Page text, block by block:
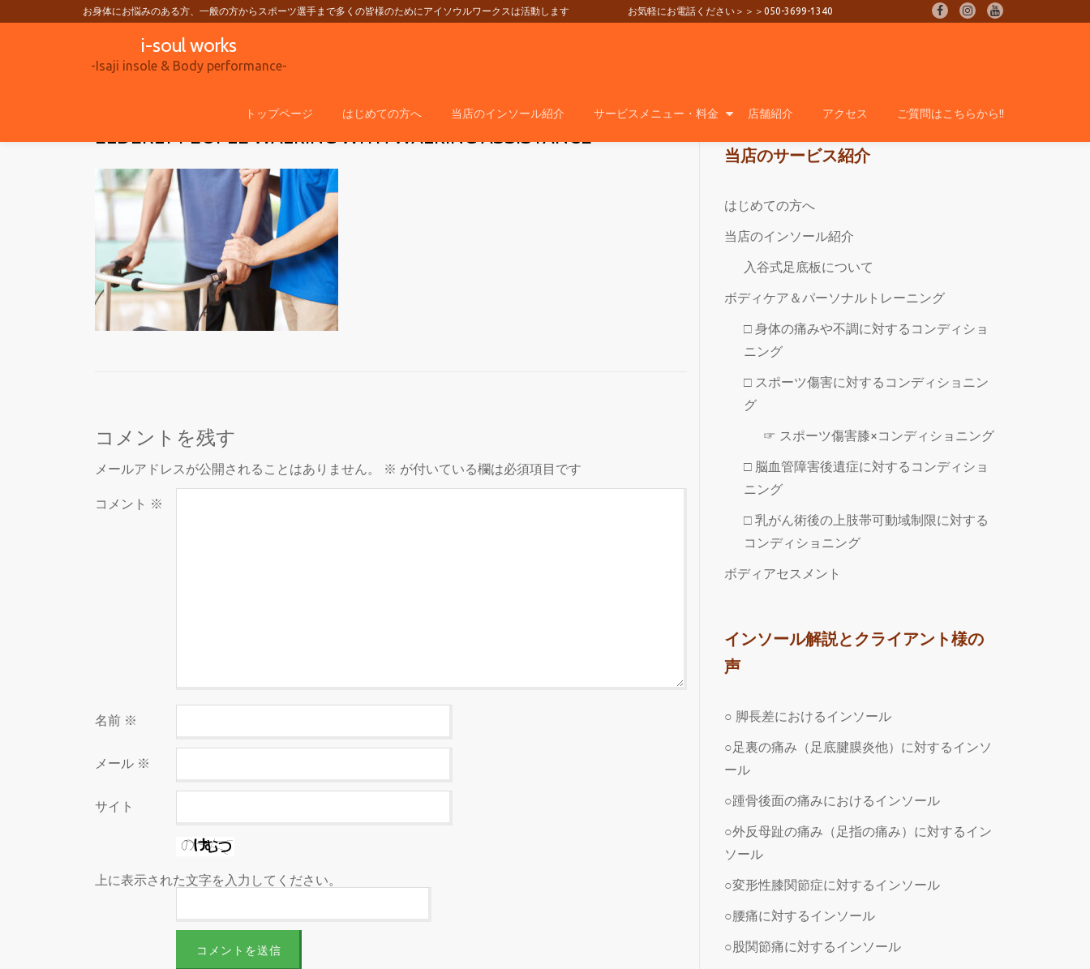
お身体にお悩みのある方、一般の方からスポーツ選手まで多くの皆様のためにアイソウルワークスは活動します お気軽にお電話ください＞＞＞050-3699-1340
fa-
fa-
fa-
i-soul works
-Isaji insole & Body performance-
トップページ はじめての方へ 当店のインソール紹介 サービスメニュー・料金 店舗紹介 アクセス ご質問はこちらから!!
ELDERLY PEOPLE WALKING WITH WALKING ASSISTANCE
コメントを残す
メールアドレスが公開されることはありません。 ※ が付いている欄は必須項目です
コメント ※
名前 ※
メール ※
サイト
上に表示された文字を入力してください。
当店のサービス紹介
はじめての方へ
当店のインソール紹介
入谷式足底板について
ボディケア＆パーソナルトレーニング
□ 身体の痛みや不調に対するコンディショ
ニング
□ スポーツ傷害に対するコンディショニン
グ
☞ スポーツ傷害膝×コンディショニング
□ 脳血管障害後遺症に対するコンディショ
ニング
□ 乳がん術後の上肢帯可動域制限に対する
コンディショニング
ボディアセスメント
インソール解説とクライアント様の
声
○ 脚長差におけるインソール
○足裏の痛み（足底腱膜炎他）に対するインソ
ール
○踵骨後面の痛みにおけるインソール
○外反母趾の痛み（足指の痛み）に対するイン
ソール
○変形性膝関節症に対するインソール
○腰痛に対するインソール
○股関節痛に対するインソール